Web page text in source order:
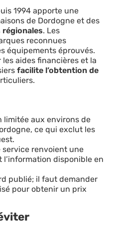
1994 apporte une
de Dordogne et des
. Les
reconnues
équipements éprouvés.
les aides financières et la
facilite l’obtention de
limitée aux environs de
ce qui exclut les
service renvoient une
disponible en
publié; il faut demander
pour obtenir un prix